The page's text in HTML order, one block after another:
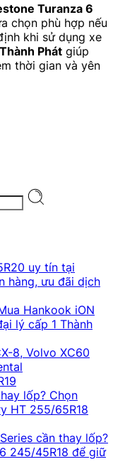
Turanza 6
chọn phù hợp nếu
khi sử dụng xe
Phát giúp
thời gian và yên
uy tín tại
hàng, ưu đãi dịch
Hankook iON
lý cấp 1 Thành
8, Volvo XC60
lốp? Chọn
HT 255/65R18
cần thay lốp?
245/45R18 để giữ